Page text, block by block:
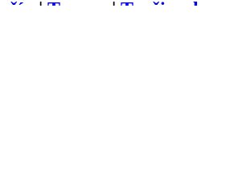
| Trnava | Turčianske